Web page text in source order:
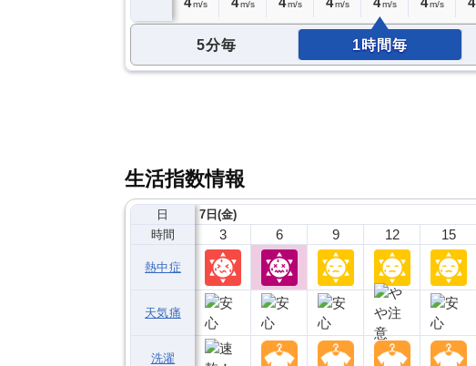
m/s m/s m/s m/s m/s m/s
5分毎 1時間毎
生活指数情報
日
時間
熱中症
天気痛
洗濯
7日(金)
3 6 9 12 15